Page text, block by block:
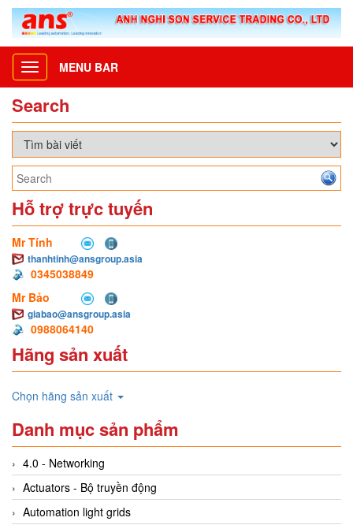
Toggle
navigation
MENU BAR
Search
Hỗ trợ trực tuyến
Mr Tính
thanhtinh@ansgroup.asia
0345038849
Mr Bảo
giabao@ansgroup.asia
0988064140
Hãng sản xuất
Chọn hãng sản xuất
Danh mục sản phẩm
4.0 - Networking
Actuators - Bộ truyền động
Automation light grids